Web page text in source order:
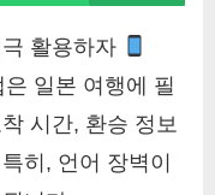
활용하자
일본 여행에 필
시간, 환승 정보
히, 언어 장벽이